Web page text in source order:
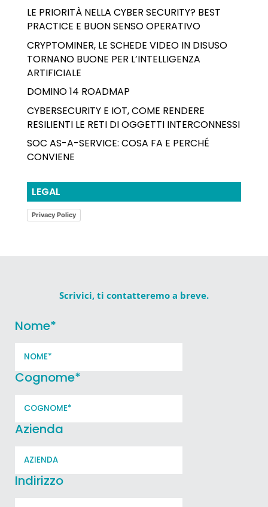
LE PRIORITÀ NELLA CYBER SECURITY? BEST
PRACTICE E BUON SENSO OPERATIVO
CRYPTOMINER, LE SCHEDE VIDEO IN DISUSO
TORNANO BUONE PER L’INTELLIGENZA
ARTIFICIALE
DOMINO 14 ROADMAP
CYBERSECURITY E IOT, COME RENDERE
RESILIENTI LE RETI DI OGGETTI INTERCONNESSI
SOC AS-A-SERVICE: COSA FA E PERCHÉ
CONVIENE
LEGAL
Privacy Policy
Scrivici, ti contatteremo a breve.
Nome*
Cognome*
Azienda
Indirizzo